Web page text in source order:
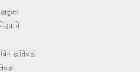
खड्का
खतिवडा